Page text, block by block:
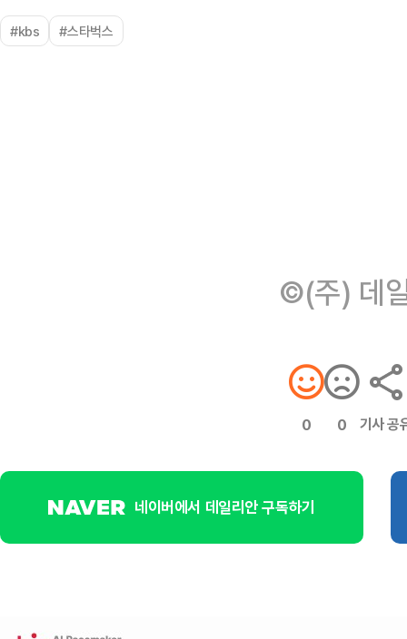
#kbs #스타벅스
©(주) 데
0 0 기사 공
네이버에서 데일리안 구독하기